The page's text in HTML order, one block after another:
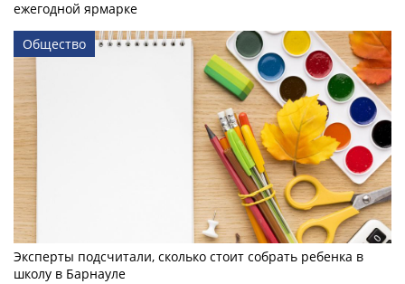
ежегодной ярмарке
Общество
Эксперты подсчитали, сколько стоит собрать ребенка в
школу в Барнауле